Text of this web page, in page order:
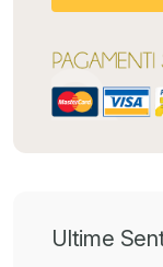
Ultime